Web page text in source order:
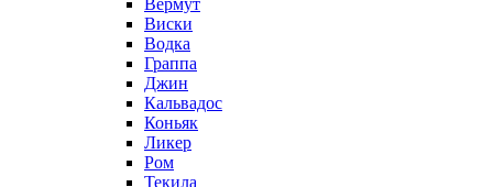
Вермут
Виски
Водка
Граппа
Джин
Кальвадос
Коньяк
Ликер
Ром
Текила